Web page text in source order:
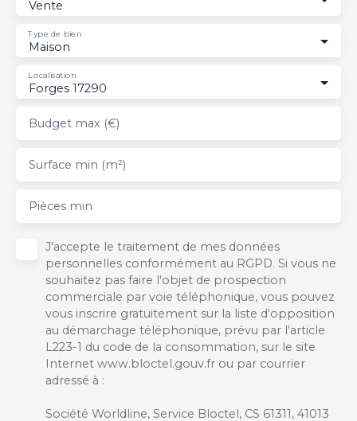
Vente
Maison
Type de bien
Forges 17290
Localisation
Budget max (€)
Surface min (m²)
Pièces min
J'accepte le traitement de mes données
personnelles conformément au RGPD. Si vous ne
souhaitez pas faire l'objet de prospection
commerciale par voie téléphonique, vous pouvez
vous inscrire gratuitement sur la liste d'opposition
au démarchage téléphonique, prévu par l'article
L223-1 du code de la consommation, sur le site
Internet www.bloctel.gouv.fr ou par courrier
adressé à :
Société Worldline, Service Bloctel, CS 61311, 41013